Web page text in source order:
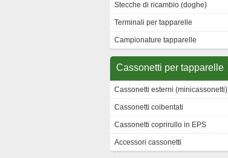
Stecche di ricambio (doghe)
Terminali per tapparelle
Campionature tapparelle
Cassonetti per tapparelle
Cassonetti esterni (minicassonetti)
Cassonetti coibentati
Cassonetti coprirullo in EPS
Accessori cassonetti